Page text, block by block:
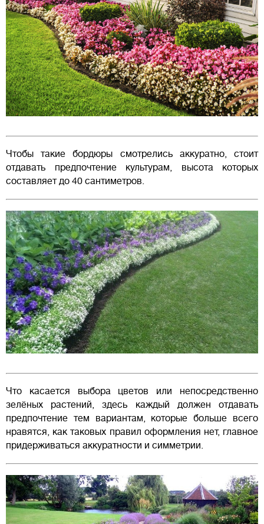
Чтобы такие бордюры смотрелись аккуратно, стоит
отдавать предпочтение культурам, высота которых
составляет до 40 сантиметров.
Что касается выбора цветов или непосредственно
зелёных растений, здесь каждый должен отдавать
предпочтение тем вариантам, которые больше всего
нравятся, как таковых правил оформления нет, главное
придерживаться аккуратности и симметрии.